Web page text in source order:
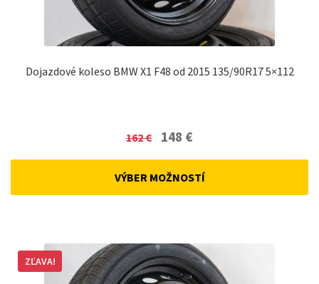
Dojazdové koleso BMW X1 F48 od 2015 135/90R17 5×112
162€
Original
was:
148 €Current
VÝBER MOŽNOSTÍ
ZĽAVA!